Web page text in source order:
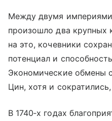
Между двумя империями
произошло два крупных
на это, кочевники
потенциал и
Экономические обмены
Цин, хотя и
В 1740‑х годах